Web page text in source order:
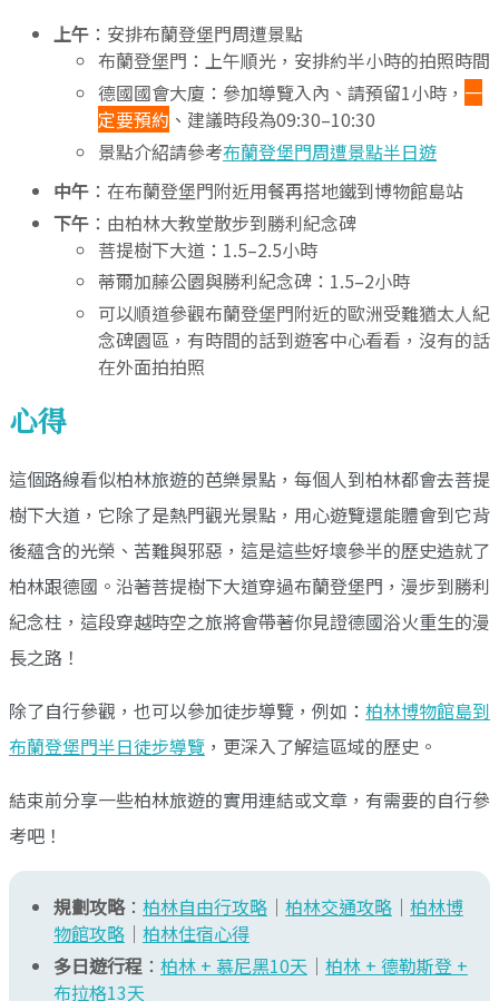
上午 ：安排布蘭登堡門周遭景點
布蘭登堡門：上午順光，安排約半小時的拍照時間
德國國會大廈：參加導覽入內、請預留1小時， 一
定要預約 、建議時段為09:30–10:30
景點介紹請參考布蘭登堡門周遭景點半日遊
中午 ：在布蘭登堡門附近用餐再搭地鐵到博物館島站
下午 ：由柏林大教堂散步到勝利紀念碑
菩提樹下大道：1.5–2.5小時
蒂爾加藤公園與勝利紀念碑：1.5–2小時
可以順道參觀布蘭登堡門附近的歐洲受難猶太人紀
念碑園區，有時間的話到遊客中心看看，沒有的話
在外面拍拍照
心得
這個路線看似柏林旅遊的芭樂景點，每個人到柏林都會去菩提
樹下大道，它除了是熱門觀光景點，用心遊覽還能體會到它背
後蘊含的光榮、苦難與邪惡，這是這些好壞參半的歷史造就了
柏林跟德國。沿著菩提樹下大道穿過布蘭登堡門，漫步到勝利
紀念柱，這段穿越時空之旅將會帶著你見證德國浴火重生的漫
長之路！
除了自行參觀，也可以參加徒步導覽，例如： 柏林博物館島到
布蘭登堡門半日徒步導覽 ，更深入了解這區域的歷史。
結束前分享一些柏林旅遊的實用連結或文章，有需要的自行參
考吧！
規劃攻略： 柏林自由行攻略 ｜ 柏林交通攻略 ｜ 柏林博
物館攻略 ｜ 柏林住宿心得
多日遊行程 ： 柏林 + 慕尼黑10天 ｜ 柏林 + 德勒斯登 +
布拉格13天